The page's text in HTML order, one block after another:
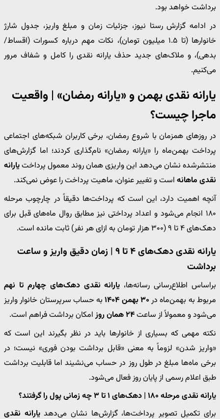
برداشت خواهد بود.
در ادامه گزارش رستا نیوز، جزئیات زمان و مبلغ واریز، جدول شارژ
خانوارها (تا ۱.۵ میلیون تومان)، نکات مهم درباره کسورات (اقساط/
بدهی)، و ملاک‌های جدید حذف یارانه نقدی را کامل و شفاف مرور
می‌کنیم.
یارانه نقدی بهمن و «یارانه رمضان» | واقعیت
ماجرا چیست؟
در روزهای همزمان با شروع رمضان، برخی کاربران شبکه‌های اجتماعی
پرداخت بهمن‌ماه را «یارانه رمضان» نام‌گذاری کردند؛ اما گزارش‌های
منتشرشده نشان می‌دهد این واریزی همان روند معمول پرداختیارانه
نقدی ماهانه است و تغییر عنوان، ماهیت پرداخت را عوض نمی‌کند.
آنچه اهمیت دارد، این است که پرداخت‌ها دقیقاً در چارچوب مرحله
۱۸۰ انجام می‌شود و اعداد پرداختی نیز مطابق روال ماه‌های قبل برای
دهک‌های ۴ تا ۹ (۳۰۰ هزار تومان به ازای هر نفر) ثابت مانده است.
یارانه نقدی دهک‌های ۴ تا ۹ | زمان دقیق واریز و ساعت
برداشت
براساس اطلاع‌رسانی رسانه‌ها، یارانه نقدی دهک‌های چهارم تا نهم
مربوط به بهمن‌ماه در۳۰ بهمن ۱۴۰۴
به حساب سرپرستان خانوار واریز
می‌شود و معمولاً از ساعت۲۴ همان روز
امکان برداشت فراهم است.
نکته مهمی که بسیاری از خانوارها باید در نظر بگیرند این است که
«واریز شدن» لزوماً به معنی «قابل برداشت بودن فوری» نیست؛ در
برخی ماه‌ها مبلغ در طول روز در حساب می‌نشیند اما قابلیت برداشت
طبق اعلام رسمی از پایان روز فعال می‌شود.
یارانه نقدی مرحله ۱۸۰ | دهک‌های ۱ تا ۳ چه زمانی پول را گرفتند؟
برای تکمیل تصویر پرداخت‌ها، گزارش‌ها نشان می‌دهدیارانه نقدی